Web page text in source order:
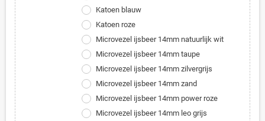
Katoen blauw
Katoen roze
Microvezel ijsbeer 14mm natuurlijk wit
Microvezel ijsbeer 14mm taupe
Microvezel ijsbeer 14mm zilvergrijs
Microvezel ijsbeer 14mm zand
Microvezel ijsbeer 14mm power roze
Microvezel ijsbeer 14mm leo grijs